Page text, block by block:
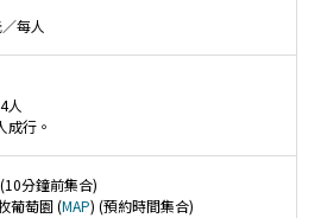
每人
人
成行。
分鐘前集合)
葡萄園 (MAP) (預約時間集合)